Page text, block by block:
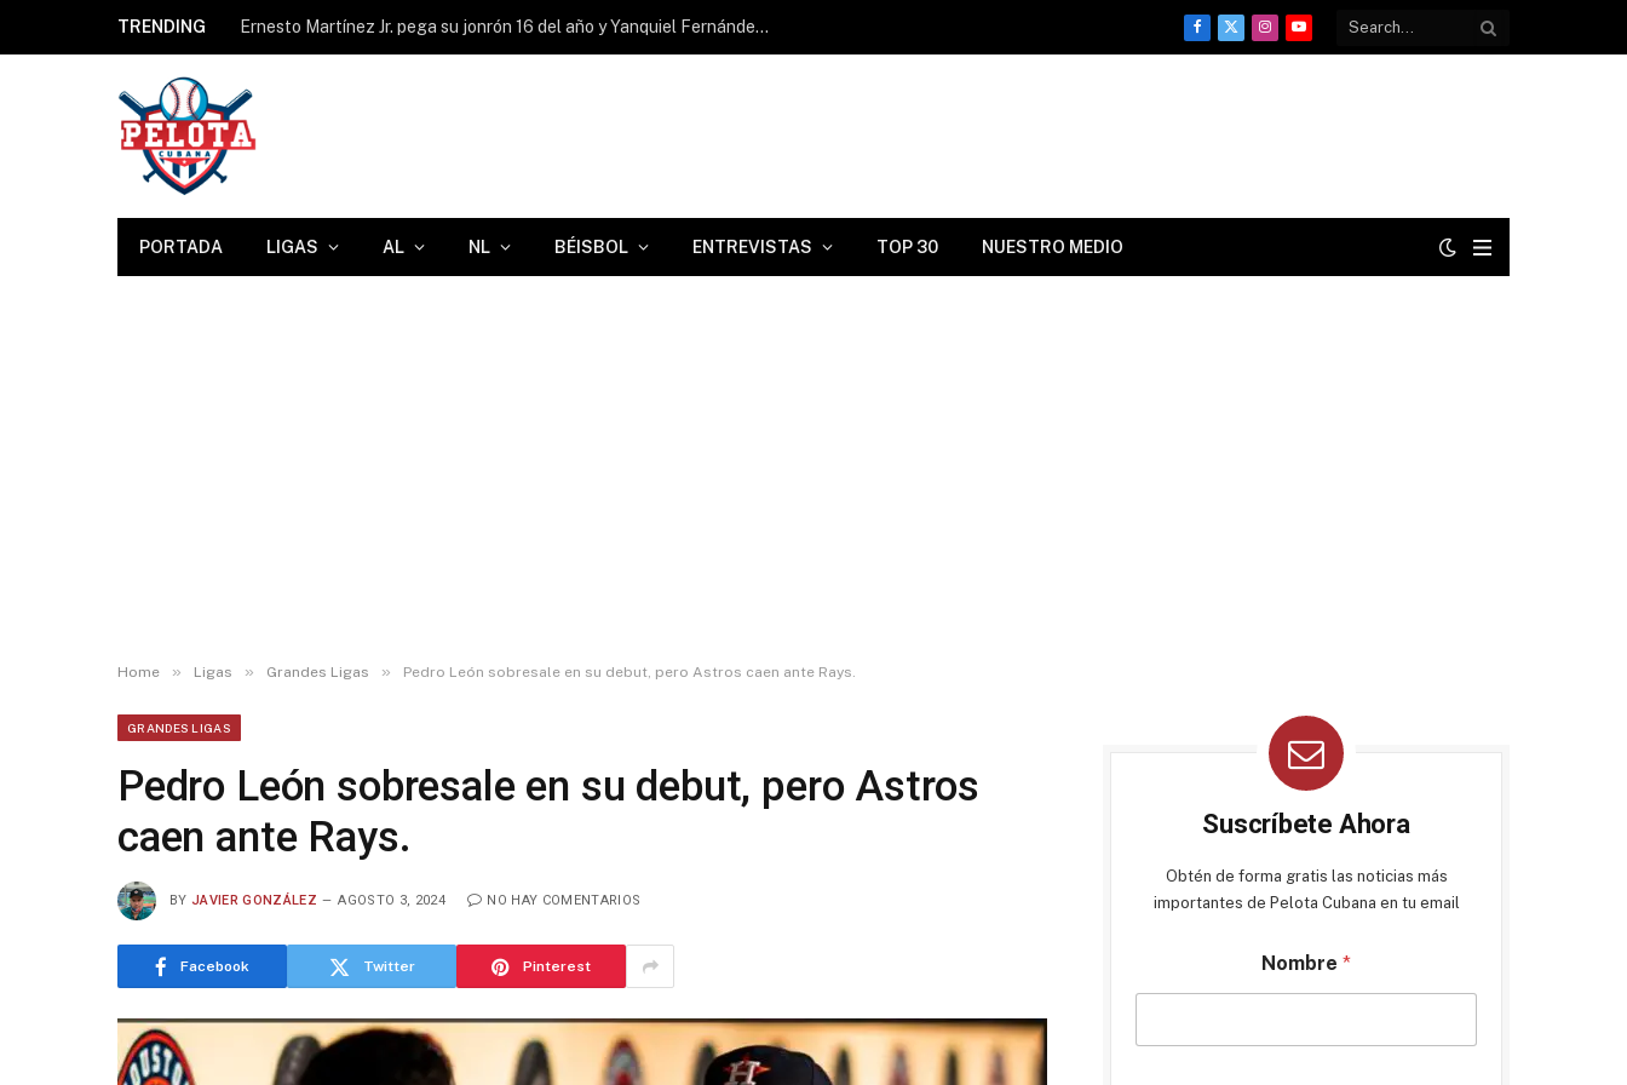
TRENDING Ernesto Martínez Jr. pega su jonrón 16 del año y Yanquiel Fernández remolca dos en Triple A
Facebook
X
InstagramYouTube
PORTADA LIGAS AL NL BÉISBOL ENTREVISTAS TOP 30 NUESTRO MEDIO
Home » Ligas » Grandes Ligas » Pedro León sobresale en su debut, pero Astros caen ante Rays.
GRANDES LIGAS
Pedro León sobresale en su debut, pero Astros
caen ante Rays.
BY JAVIER GONZÁLEZ AGOSTO 3, 2024 NO HAY COMENTARIOS
Facebook Twitter Pinterest
Suscríbete Ahora
Obtén de forma gratis las noticias más
importantes de Pelota Cubana en tu email
Nombre *